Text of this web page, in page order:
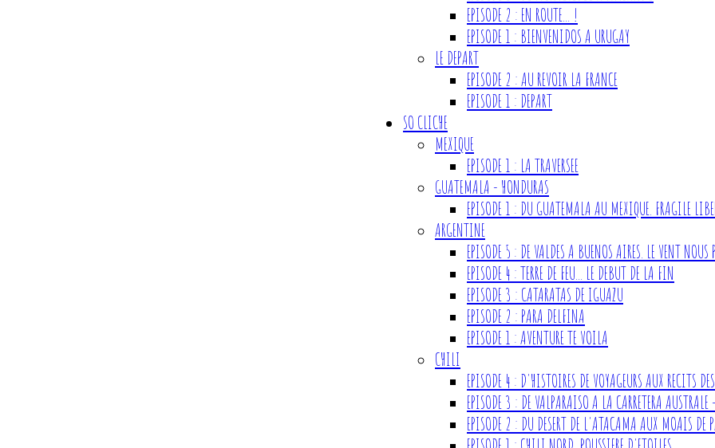
EPISODE 2 : EN ROUTE... !
EPISODE 1 : BIENVENIDOS A URUGAY
LE DEPART
EPISODE 2 : AU REVOIR LA FRANCE
EPISODE 1 : DEPART
SO CLICHE
MEXIQUE
EPISODE 1 : LA TRAVERSEE
GUATEMALA - HONDURAS
EPISODE 1 : DU GUATEMALA AU MEXIQUE. FRAGILE
ARGENTINE
EPISODE 5 : DE VALDES A BUENOS AIRES. LE VENT NOUS
EPISODE 4 : TERRE DE FEU... LE DEBUT DE LA FIN
EPISODE 3 : CATARATAS DE IGUAZU
EPISODE 2 : PARA DELFINA
EPISODE 1 : AVENTURE TE VOILA
CHILI
EPISODE 4 : D'HISTOIRES DE VOYAGEURS AUX RECITS
EPISODE 3 : DE VALPARAISO A LA CARRETERA
EPISODE 2 : DU DESERT DE L'ATACAMA AUX MOAIS DE